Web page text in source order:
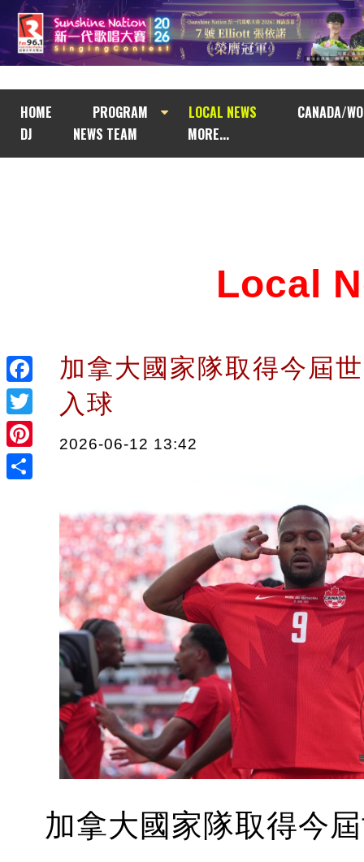
HOME PROGRAM LOCAL NEWS
CANADA/
DJ
NEWS TEAM MORE...
Facebook
Twitter
Pinterest
Local
加拿大國家隊取得今屆
入球
2026-06-12 13:42
加拿大國家隊取得今